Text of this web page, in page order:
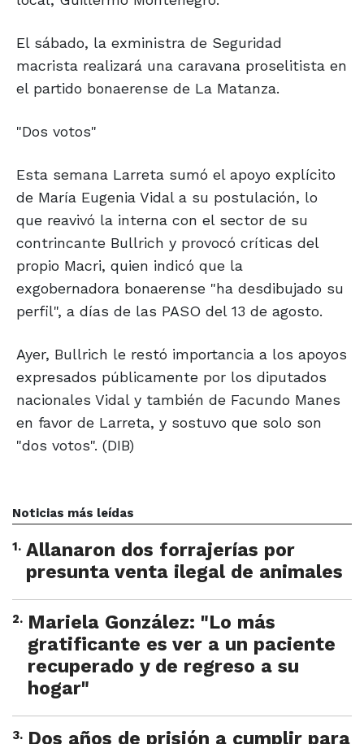
El sábado, la exministra de Seguridad
macrista realizará una caravana proselitista en
el partido bonaerense de La Matanza.
"Dos votos"
Esta semana Larreta sumó el apoyo explícito
de María Eugenia Vidal a su postulación, lo
que reavivó la interna con el sector de su
contrincante Bullrich y provocó críticas del
propio Macri, quien indicó que la
exgobernadora bonaerense "ha desdibujado su
perfil", a días de las PASO del 13 de agosto.
Ayer, Bullrich le restó importancia a los apoyos
expresados públicamente por los diputados
nacionales Vidal y también de Facundo Manes
en favor de Larreta, y sostuvo que solo son
"dos votos". (DIB)
Noticias más leídas
1. Allanaron dos forrajerías por
presunta venta ilegal de animales
2. Mariela González: "Lo más
gratificante es ver a un paciente
recuperado y de regreso a su
hogar"
3. Dos años de prisión a cumplir para